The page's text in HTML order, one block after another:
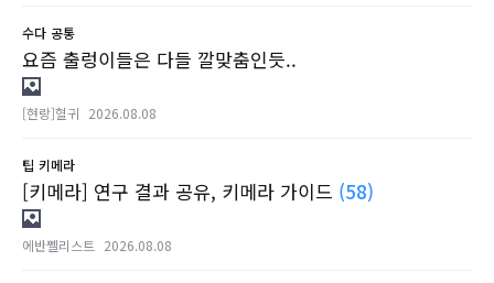
수다 공통
요즘 출렁이들은 다들 깔맞춤인듯..
[현랑]혈귀 2026.08.08
팁 키메라
[키메라] 연구 결과 공유, 키메라 가이드 (58)
에반쩰리스트 2026.08.08